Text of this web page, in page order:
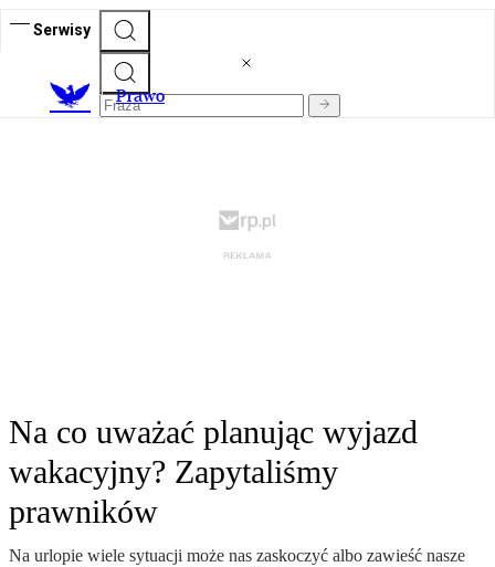
Serwisy
Prawo
Na co uważać planując wyjazd
wakacyjny? Zapytaliśmy
prawników
Na urlopie wiele sytuacji może nas zaskoczyć albo zawieść nasze